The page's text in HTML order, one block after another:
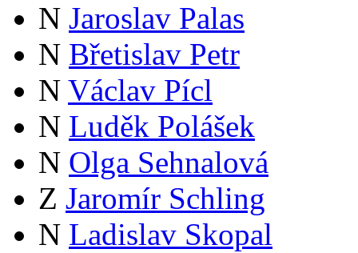
N Jaroslav Palas
N Břetislav Petr
N Václav Pícl
N Luděk Polášek
N Olga Sehnalová
Z Jaromír Schling
N Ladislav Skopal